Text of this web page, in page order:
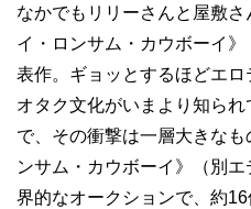
なかでもリリーさんと屋敷
イ・ロンサム・カウボーイ
表作。ギョッとするほどエ
オタク文化がいまより知ら
で、その衝撃は一層大きな
ンサム・カウボーイ》（別
界的なオークションで、約